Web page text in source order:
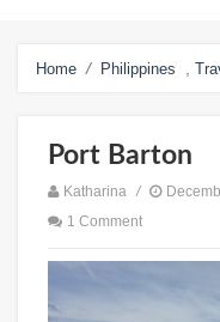
Home / Philippines
Port Barton
Katharina /
1 Comment